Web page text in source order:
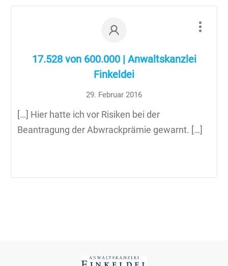
17.528 von 600.000 | Anwaltskanzlei
Finkeldei
29. Februar 2016
[…] Hier hatte ich vor Risiken bei der
Beantragung der Abwrackprämie gewarnt. […]